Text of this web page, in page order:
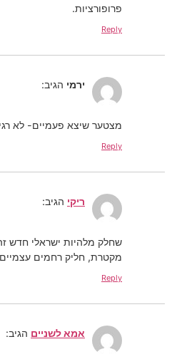
פרופורציות.
Reply
ירמי הגיב:
מצטער שיצא פעמיים- לא
Reply
ריקי הגיב:
שחלק מלהיות ישראלי חדש
מקטרת, חליק רחמים עצמיים,
Reply
אמא לשניים הגיב: